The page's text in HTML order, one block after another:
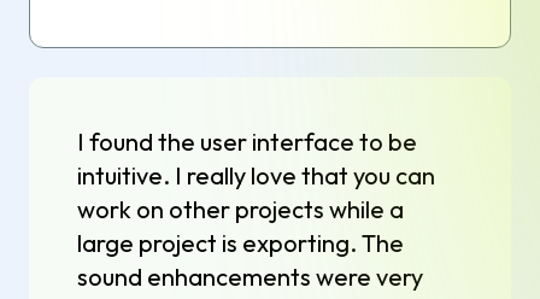
I found the user interface to be
intuitive. I really love that you can
work on other projects while a
large project is exporting. The
sound enhancements were very